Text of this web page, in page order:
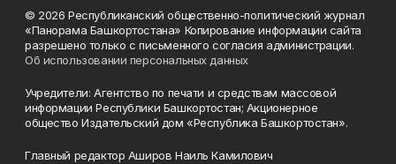
© 2026 Республиканский общественно-политический журнал
«Панорама Башкортостана» Копирование информации сайта
разрешено только с письменного согласия администрации.
Об использовании персональных данных
Учредители: Агентство по печати и средствам массовой
информации Республики Башкортостан; Акционерное
общество Издательский дом «Республика Башкортостан».
Главный редактор Аширов Наиль Камилович